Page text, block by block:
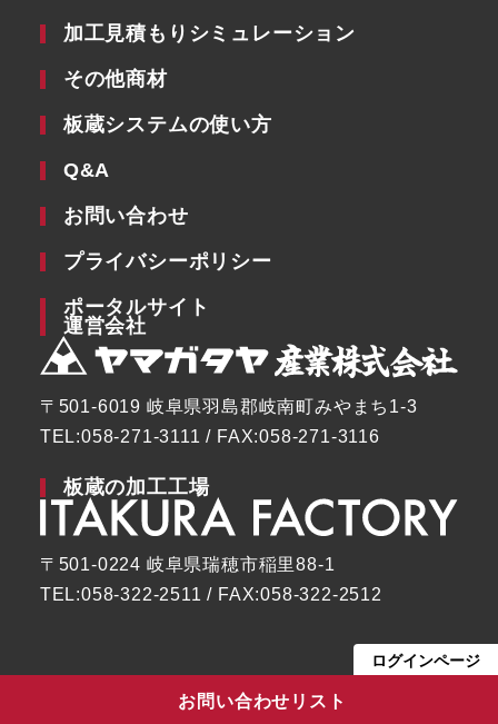
お問い合わせリスト
加工見積もりシミュレーション
その他商材
板蔵システムの使い方
Q&A
お問い合わせ
プライバシーポリシー
ポータルサイト
運営会社
〒501-6019 岐阜県羽島郡岐南町みやまち1-3
TEL:058-271-3111 / FAX:058-271-3116
板蔵の加工工場
〒501-0224 岐阜県瑞穂市稲里88-1
TEL:058-322-2511 / FAX:058-322-2512
ログインページ
Yamagataya Industry Co., Ltd. All Rights Reserved.